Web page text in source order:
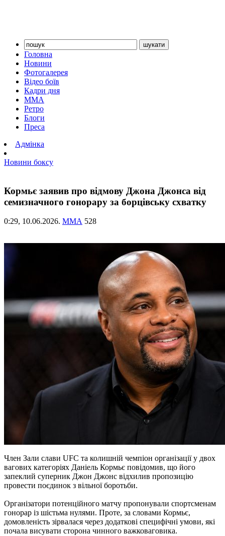
Головна
Новини
Фотогалерея
Відео боїв
Кадри дня
ММА
Ретро
Блоги
Преса
Адмінка
Новини боксу
Кормьє заявив про відмову Джона Джонса від
семизначного гонорару за борцівську схватку
0:29, 10.06.2026. ММА 528
Член Зали слави UFC та колишній чемпіон організації у двох
вагових категоріях Даніель Кормьє повідомив, що його
запеклий суперник Джон Джонс відхилив пропозицію
провести поєдинок з вільної боротьби.
Організатори потенційного матчу пропонували спортсменам
гонорар із шістьма нулями. Проте, за словами Кормьє,
домовленість зірвалася через додаткові специфічні умови, які
почала висувати сторона чинного важковаговика.